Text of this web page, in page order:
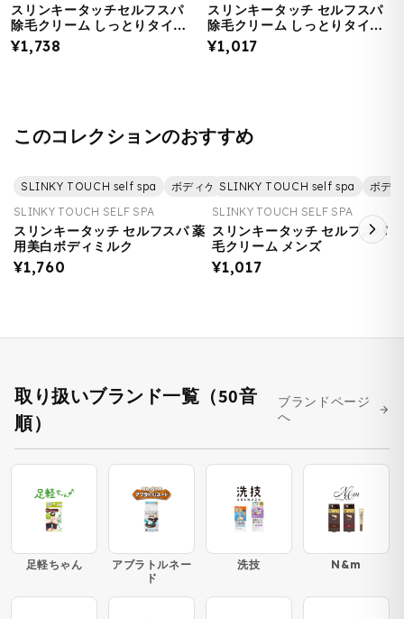
スリンキータッチセルフスパ
除毛クリーム しっとりタイプ
/ すべすべタイプ 大容量
（200g）
¥1,738
スリンキータッチ セルフスパ
除毛クリーム しっとりタイプ
/ すべすべタイプ
¥1,017
このコレクションのおすすめ
SLINKY TOUCH self spa ボディケア 美容
美白・トーンアップ
SLINKY TOUCH SELF SPA
スリンキータッチ セルフスパ 薬
用美白ボディミルク
¥1,760
SLINKY TOUCH self spa
ボデ
SLINKY TOUCH SELF SPA
スリンキータッチ セルフスパ 除
毛クリーム メンズ
¥1,017
取り扱いブランド一覧（50音
順）
ブランドページ
へ
足軽ちゃん
アブラトルネー
ド
洗技 N&m